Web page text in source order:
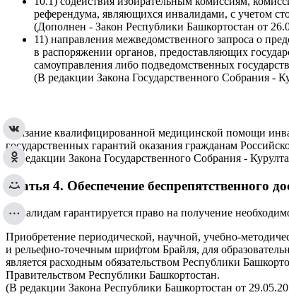
референдума, являющихся инвалидами, с учетом
(Дополнен - Закон Республики Башкортостан от
11) направления межведомственного запроса о
в распоряжении органов, предоставляющих
самоуправления либо подведомственных
(В редакции Закона Государственного Собрания -
Оказание квалифицированной медицинской помощи
государственных гарантий оказания гражданам
(В редакции Закона Государственного Собрания -
Статья 4. Обеспечение беспрепятственного
Инвалидам гарантируется право на получение
Приобретение периодической, научной, учебно-
и рельефно-точечным шрифтом Брайля, для
является расходным обязательством Республики
Правительством Республики Башкортостан.
(В редакции Закона Республики Башкортостан от